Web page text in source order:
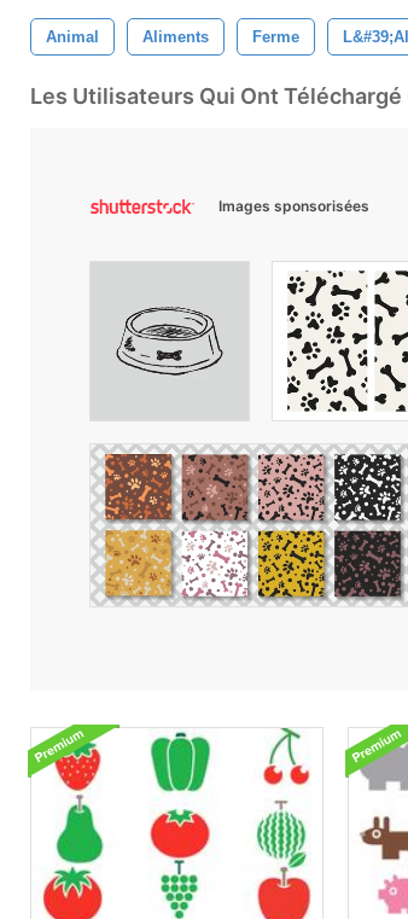
Animal Aliments Ferme
Les Utilisateurs Qui Ont
Images sponsorisées